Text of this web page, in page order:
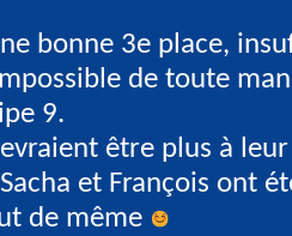
bonne 3e place,
de toute
9.
être plus à
et François ont
de même